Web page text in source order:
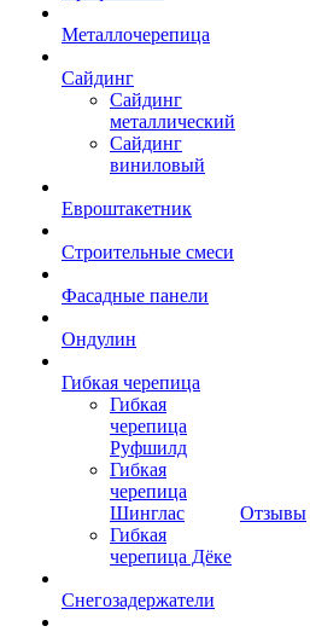
Металлочерепица
Сайдинг
Сайдинг
металлический
Сайдинг
виниловый
Евроштакетник
Строительные смеси
Фасадные панели
Ондулин
Гибкая черепица
Гибкая
черепица
Руфшилд
Гибкая
черепица
Шинглас
Гибкая
черепица Дёке
Снегозадержатели
Отзывы